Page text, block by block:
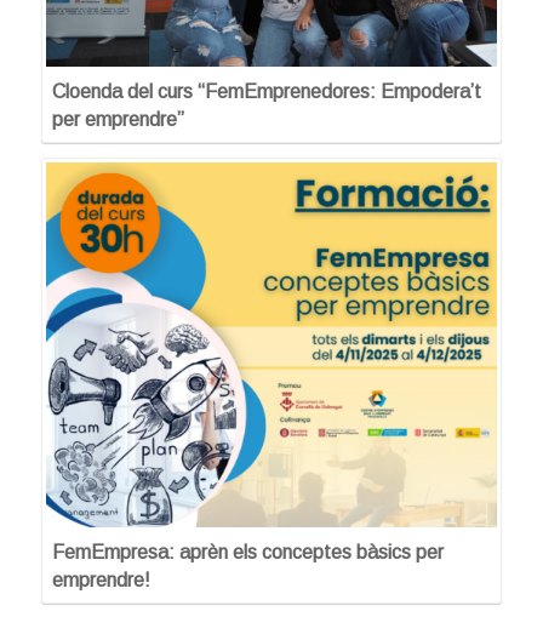
Cloenda del curs “FemEmprenedores: Empodera’t
per emprendre”
FemEmpresa: aprèn els conceptes bàsics per
emprendre!